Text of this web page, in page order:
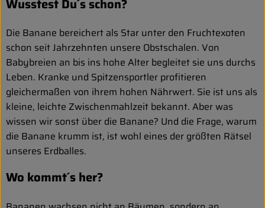
Wusstest Du´s schon?
Die Banane bereichert als Star unter den Fruchtexoten
schon seit Jahrzehnten unsere Obstschalen. Von
Babybreien an bis ins hohe Alter begleitet sie uns durchs
Leben. Kranke und Spitzensportler profitieren
gleichermaßen von ihrem hohen Nährwert. Sie ist uns als
kleine, leichte Zwischenmahlzeit bekannt. Aber was
wissen wir sonst über die Banane? Und die Frage, warum
die Banane krumm ist, ist wohl eines der größten Rätsel
unseres Erdballes.
Wo kommt´s her?